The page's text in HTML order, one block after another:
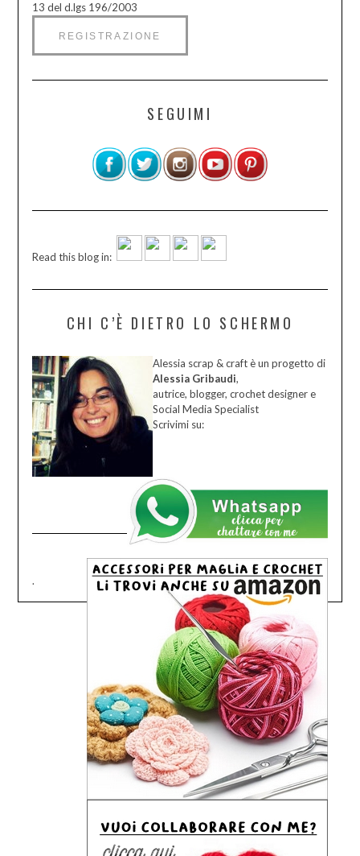
13 del d.lgs 196/2003
SEGUIMI
Read this blog in:
CHI C’È DIETRO LO SCHERMO
Alessia scrap & craft è un progetto di
Alessia Gribaudi,
autrice, blogger, crochet designer e
Social Media Specialist
Scrivimi su:
.